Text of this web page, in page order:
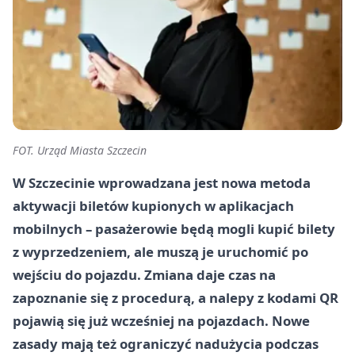
FOT. Urząd Miasta Szczecin
W Szczecinie wprowadzana jest nowa metoda
aktywacji biletów kupionych w aplikacjach
mobilnych – pasażerowie będą mogli kupić bilety
z wyprzedzeniem, ale muszą je uruchomić po
wejściu do pojazdu. Zmiana daje czas na
zapoznanie się z procedurą, a nalepy z kodami QR
pojawią się już wcześniej na pojazdach. Nowe
zasady mają też ograniczyć nadużycia podczas